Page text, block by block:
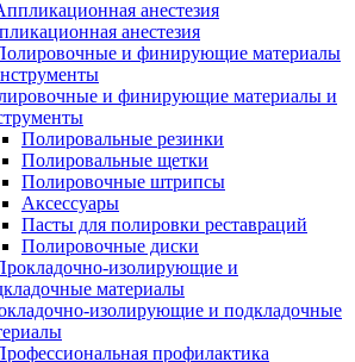
анестезия
и финирующие материалы и
Полировальные резинки
Полировальные щетки
Полировочные штрипсы
Аксессуары
Пасты для полировки реставраций
Полировочные диски
изолирующие и подкладочные